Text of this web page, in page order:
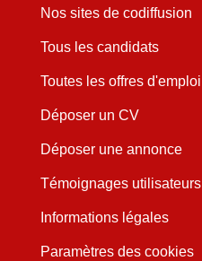
Nos sites de codiffusion
Tous les candidats
Toutes les offres d'emploi
Déposer un CV
Déposer une annonce
Témoignages utilisateurs
Informations légales
Paramètres des cookies